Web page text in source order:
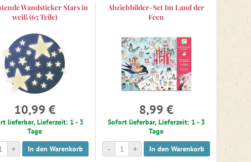
Wandsticker Stars in
weiß (65 Teile)
10,99 €
lieferbar, Lieferzeit: 1 - 3
Tage
+ In den Warenkorb
Abziehbilder-Set Im Land der
Feen
8,99 €
Sofort lieferbar, Lieferzeit: 1 - 3
Tage
+
- In den Warenkorb